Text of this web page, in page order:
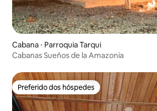
Cabana ⋅ Parroquia Tarqui
Cabanas Sueños de la Amazonía
Preferido dos hóspedes
Preferido dos hóspedes